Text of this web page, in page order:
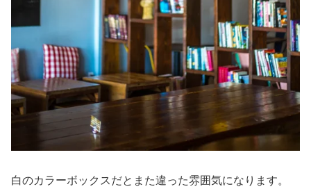
白のカラーボックスだとまた違った雰囲気になります。